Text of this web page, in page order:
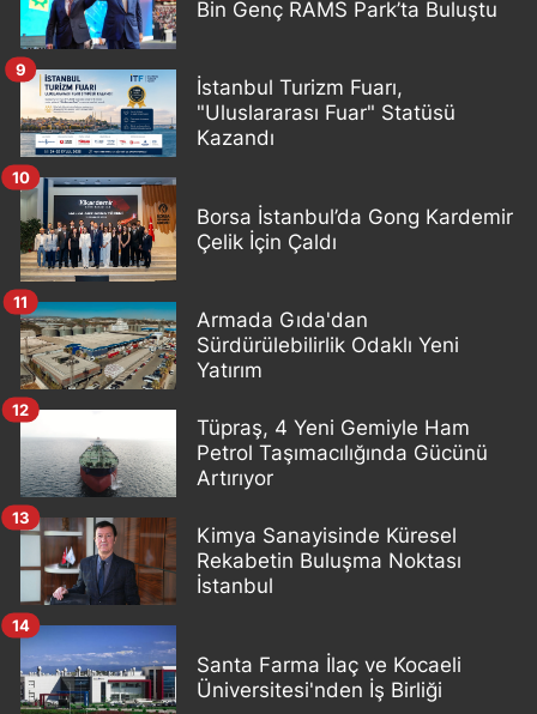
Bin Genç RAMS Park’ta Buluştu
İstanbul Turizm Fuarı,
"Uluslararası Fuar" Statüsü
Kazandı
9
Borsa İstanbul’da Gong Kardemir
Çelik İçin Çaldı
10
Armada Gıda'dan
Sürdürülebilirlik Odaklı Yeni
Yatırım
11
Tüpraş, 4 Yeni Gemiyle Ham
Petrol Taşımacılığında Gücünü
Artırıyor
12
Kimya Sanayisinde Küresel
Rekabetin Buluşma Noktası
İstanbul
13
Santa Farma İlaç ve Kocaeli
Üniversitesi'nden İş Birliği
14